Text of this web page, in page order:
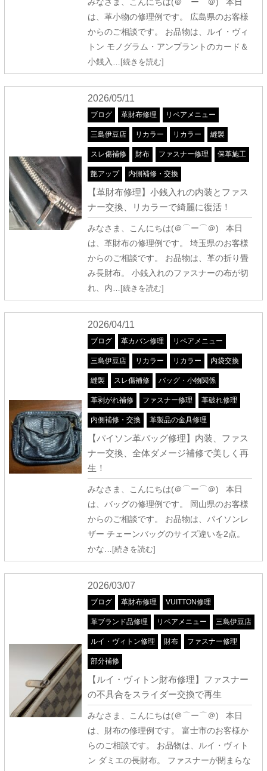
は、革小物の修理例です。 広島県のお客様
からのご相談です。 お品物は、ルイ・ヴィ
トン モノグラム・アンプラントのカード＆
小銭入 …[続きを読む]
2026/05/11
ブログ 革財布修理 リペアメニュー
三島伊豆店 リカラー リカラー 縫製
スレ傷補修 財布 ファスナー修理 保革施工
艶アップ 内側補修・交換
【革財布修理】小銭入れの内装とファス
ナー交換、リカラーで綺麗に復活！
みなさま、こんにちは(＠⌒ー⌒＠) 本日
は、革財布の修理例です。 埼玉県のお客様
からのご相談です。 お品物は、革の折り畳
み長財布。 小銭入れのファスナーの布が切
れ、内…[続きを読む]
2026/04/11
ブログ 革カバン修理 リペアメニュー
三島伊豆店 リカラー リカラー 内袋交換
縫製 スレ傷補修 バッグ・小物関係
革剥がれ補修 ファスナー修理 革破れ修理
内側補修・交換 革製品の金具修理
【パイソン革バッグ修理】内装、ファス
ナー交換、全体ダメージ補修で美しく再
生！
みなさま、こんにちは(＠⌒ー⌒＠) 本日
は、バッグの修理例です。 岡山県のお客様
からのご相談です。 お品物は、パイソンレ
ザー チェーンバッグのサイズ違いを2点。
かな…[続きを読む]
2026/03/07
ブログ 革財布修理 VUITTON修理
革ブランド品修理 リペアメニュー 三島伊豆店
ルイ・ヴィトン修理 財布 ファスナー修理
部分補修
【ルイ・ヴィトン財布修理】ファスナー
の不具合をスライダー交換で再生
みなさま、こんにちは(＠⌒ー⌒＠) 本日
は、財布の修理例です。 富士市のお客様か
らのご相談です。 お品物は、ルイ・ヴィト
ン ダミエの長財布。 ファスナーが閉まらな